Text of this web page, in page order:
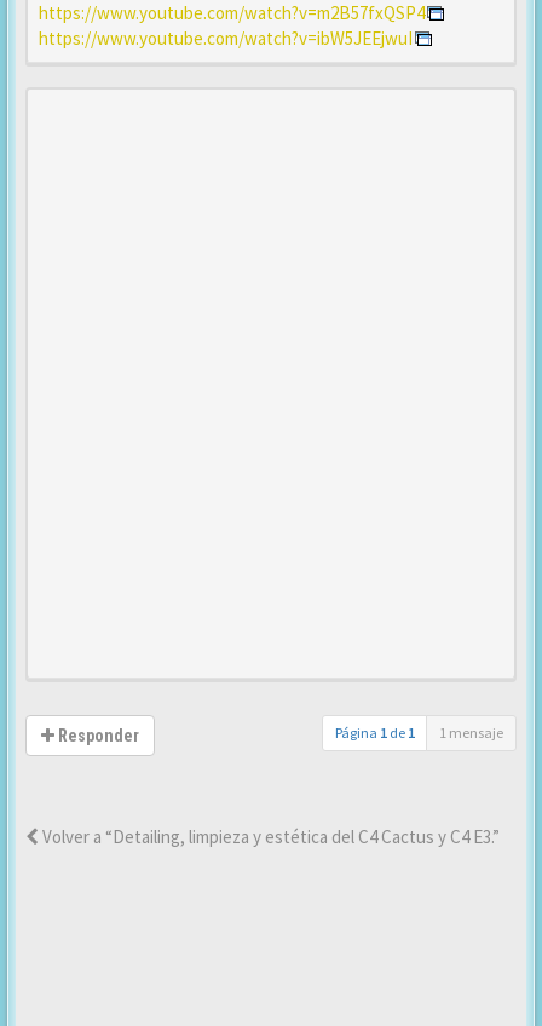
https://www.youtube.com/watch?v=m2B57fxQSP4
https://www.youtube.com/watch?v=ibW5JEEjwuI
Responder Página 1 de 1 1 mensaje
Volver a “Detailing, limpieza y estética del C4 Cactus y C4 E3.”